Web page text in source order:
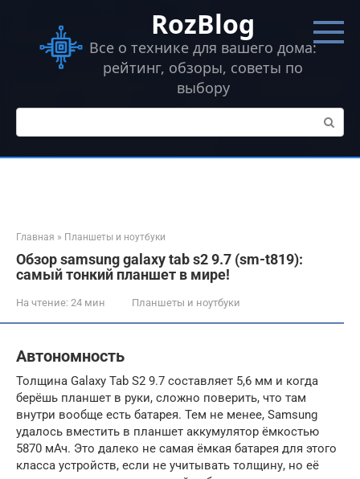
контенту
RozBlog
Все о технике для вашего дома:
рейтинг, обзоры, советы по
выбору
Поиск:
Главная » Планшеты и ноутбуки
Обзор samsung galaxy tab s2 9.7 (sm-t819):
самый тонкий планшет в мире!
На чтение: 24 мин Планшеты и ноутбуки
Автономность
Толщина Galaxy Tab S2 9.7 составляет 5,6 мм и когда
берёшь планшет в руки, сложно поверить, что там
внутри вообще есть батарея. Тем не менее, Samsung
удалось вместить в планшет аккумулятор ёмкостью
5870 мАч. Это далеко не самая ёмкая батарея для этого
класса устройств, если не учитывать толщину, но её